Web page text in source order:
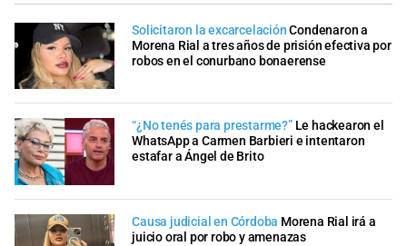
Solicitaron la excarcelación Condenaron a
Morena Rial a tres años de prisión efectiva por
robos en el conurbano bonaerense
“¿No tenés para prestarme?” Le hackearon el
WhatsApp a Carmen Barbieri e intentaron
estafar a Ángel de Brito
Causa judicial en Córdoba Morena Rial irá a
juicio oral por robo y amenazas